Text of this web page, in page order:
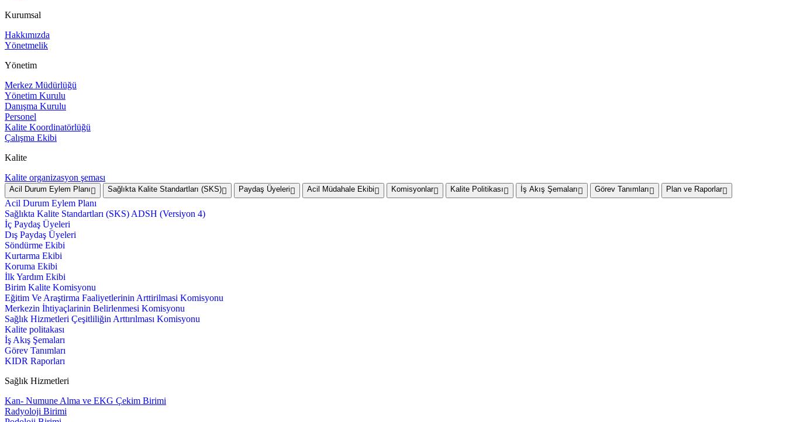
Kurumsal
Hakkımızda
Yönetmelik
Yönetim
Merkez Müdürlüğü
Yönetim Kurulu
Danışma Kurulu
Personel
Kalite Koordinatörlüğü
Çalışma Ekibi
Kalite
Kalite organizasyon şeması
Acil Durum Eylem Planı Sağlıkta Kalite Standartları (SKS) Paydaş Üyeleri Acil Müdahale Ekibi Komisyonlar Kalite Politikası İş Akış Şemaları Görev Tanımları Plan ve Raporlar
Acil Durum Eylem Planı
Sağlıkta Kalite Standartları (SKS) ADSH (Versiyon 4)
İç Paydaş Üyeleri
Dış Paydaş Üyeleri
Söndürme Ekibi
Kurtarma Ekibi
Koruma Ekibi
İlk Yardım Ekibi
Birim Kalite Komisyonu
Eğitim Ve Araştirma Faaliyetlerinin Arttirilmasi Komisyonu
Merkezin İhtiyaçlarinin Belirlenmesi Komisyonu
Sağlık Hizmetleri Çeşitliliğin Arttırılması Komisyonu
Kalite politakası
İş Akış Şemaları
Görev Tanımları
KIDR Raporları
Sağlık Hizmetleri
Kan- Numune Alma ve EKG Çekim Birimi
Radyoloji Birimi